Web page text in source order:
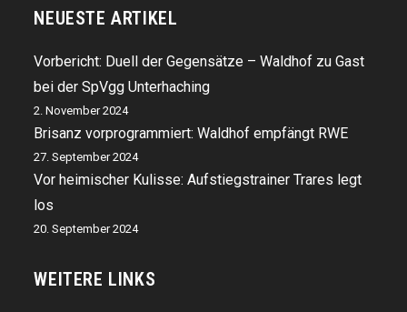
NEUESTE ARTIKEL
Vorbericht: Duell der Gegensätze – Waldhof zu Gast
bei der SpVgg Unterhaching
2. November 2024
Brisanz vorprogrammiert: Waldhof empfängt RWE
27. September 2024
Vor heimischer Kulisse: Aufstiegstrainer Trares legt
los
20. September 2024
WEITERE LINKS